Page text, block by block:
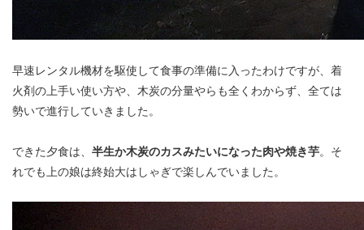
早速レンタル機材を駆使して食事の準備に入ったわけですが、着
火剤の上手い使い方や、木炭の分量やらも全くわからず、全ては
勢いで進行していきました。
できた夕食は、 半生か木炭のカスみたいになった肉や焼き芋。そ
れでも上の娘は終始大はしゃぎで楽しんでいました。